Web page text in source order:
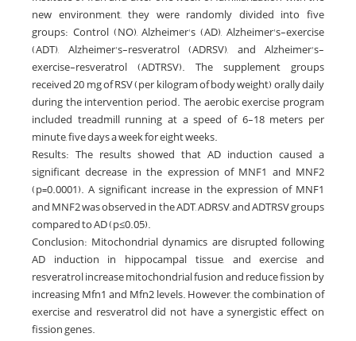
new environment, they were randomly divided into five
groups: Control (NO), Alzheimer's (AD), Alzheimer's-exercise
(ADT), Alzheimer's-resveratrol (ADRSV), and Alzheimer's-
exercise-resveratrol (ADTRSV). The supplement groups
received 20 mg of RSV (per kilogram of body weight) orally daily
during the intervention period. The aerobic exercise program
included treadmill running at a speed of 6-18 meters per
minute, five days a week for eight weeks.
Results: The results showed that AD induction caused a
significant decrease in the expression of MNF1 and MNF2
(p=0.0001). A significant increase in the expression of MNF1
and MNF2 was observed in the ADT, ADRSV, and ADTRSV groups
compared to AD (p≤0.05).
Conclusion: Mitochondrial dynamics are disrupted following
AD induction in hippocampal tissue, and exercise and
resveratrol increase mitochondrial fusion and reduce fission by
increasing Mfn1 and Mfn2 levels. However, the combination of
exercise and resveratrol did not have a synergistic effect on
fission genes.